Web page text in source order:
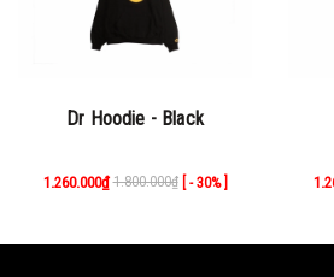
Dr Hoodie - Black
1.260.000₫ 1.800.000₫ [ - 30% ]